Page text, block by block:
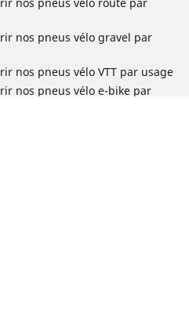
nos pneus vélo gravel par
nos pneus vélo VTT par usage
nos pneus vélo e-bike par